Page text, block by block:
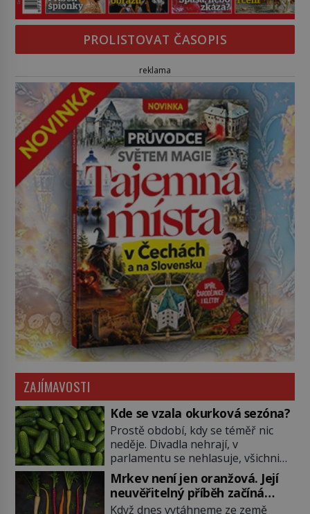
PROLISTOVAT ČASOPIS
reklama
ZAJÍMAVOSTI
Kde se vzala okurková sezóna?
Prostě období, kdy se téměř nic
neděje. Divadla nehrají, v
parlamentu se nehlasuje, všichni
jsou na dovolené a média tak
nemají o čem mluvit a psát. A
vymýšlejí si proto témata, které
Mrkev není jen oranžová. Její
neuvěřitelný příběh začíná
fialovou barvou
Když dnes vytáhneme ze země